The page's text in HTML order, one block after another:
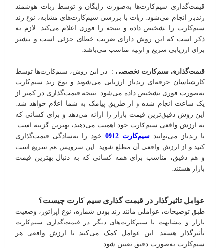
قیمت‌گذاری سیم‌کارت‌ها به‌صورت رایگان و توسط ربات هوشمند
رندباز انجام می‌شود. ربات با بررسی سیم‌کارت‌های مشابه، نوع رند
سیم‌کارت را تشخیص داده و نتیجه را فوری اعلام می‌کند. لازم به
ذکر است که این روش دارای ضریب خطای جزئی است و بیشتر
برای ارزیابی سریع و اولیه مناسب می‌باشد.
قیمت‌گذاری سیم‌کارت تخصصی : در این روش، سیم‌کارت‌ها توسط
کارشناسان حرفه‌ای رندباز ارزیابی می‌شوند و نوع رند سیم‌کارت
به‌صورت فوری تشخیص داده می‌شود. نتیجه قیمت‌گذاری در کمتر از
یک ساعت انجام شده و از طریق پیامک به شما اعلام خواهد شد.
این روش دقیق‌ترین قیمت بازار را ارائه می‌دهد و برای کسانی که
به ارزش واقعی سیم‌کارت خود اهمیت می‌دهند، بهترین گزینه است.
با رندباز می‌توانید سیم‌کارت 0912
خود را به‌سادگی قیمت‌گذاری
کنید و از ارزش واقعی آن مطلع شوید. این سرویس هم سریع است
و هم دقیق، مناسب برای همه کسانی که به دنبال بهترین قیمت
بازار هستند.
عوامل تاثیرگذار در قیمت گذاری سیم کارت چیست؟
طبق توضیحات، عواملی مانند رند بودن شماره، نوع اپراتور، وضعیت
بازار و مشابهت با سیم‌کارت‌های دیگر در قیمت‌گذاری سیم‌کارت
تأثیرگذار هستند. این عوامل کمک می‌کنند تا ارزش واقعی هر
سیم‌کارت به‌صورت دقیق تعیین شود.